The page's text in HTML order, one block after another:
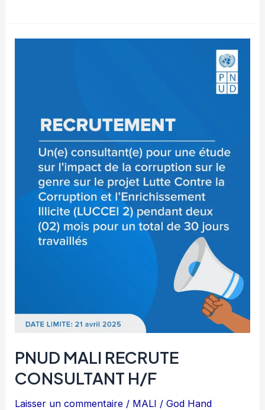
PNUD MALI RECRUTE
CONSULTANT H/F
Laisser un commentaire / MALI /God Hand